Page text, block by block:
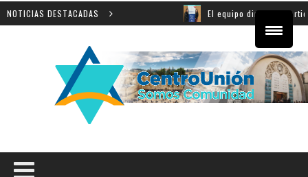
NOTICIAS DESTACADAS
en Yad Vashem El equipo directivo participó de